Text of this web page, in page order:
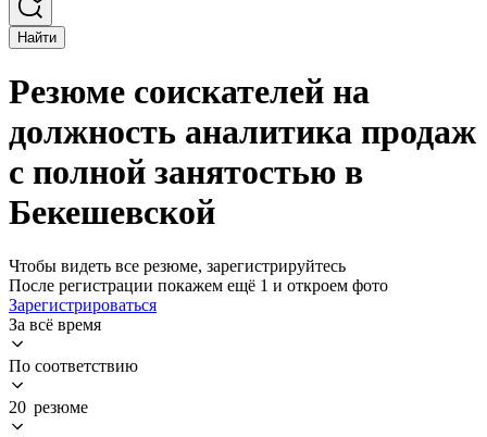
Найти
Резюме соискателей на
должность аналитика продаж
с полной занятостью в
Бекешевской
Чтобы видеть все резюме, зарегистрируйтесь
После регистрации покажем ещё 1 и откроем фото
Зарегистрироваться
За всё время
По соответствию
20 резюме